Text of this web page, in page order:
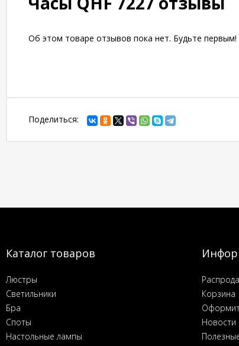
Об этом товаре отзывов пока нет. Будьте первым!
Поделиться:
Каталог товаров
Люстры
Светильники
Бра
Споты
Настольные лампы
Корзина
Новости